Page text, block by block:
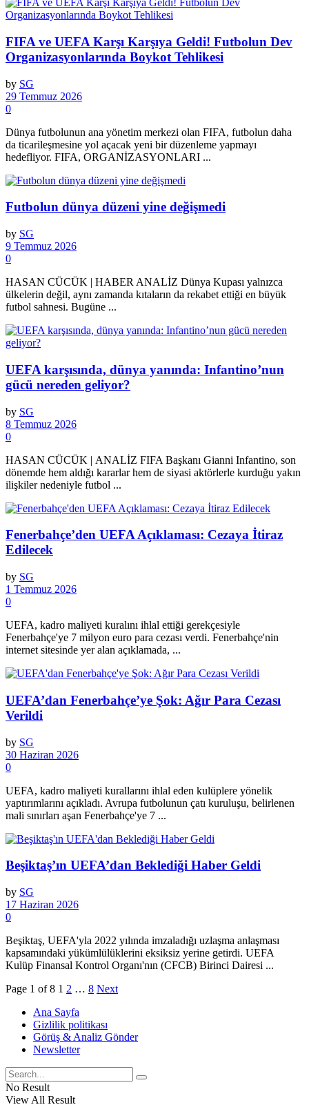
FIFA ve UEFA Karşı Karşıya Geldi! Futbolun Dev
Organizasyonlarında Boykot Tehlikesi
by SG
29 Temmuz 2026
0
Dünya futbolunun ana yönetim merkezi olan FIFA, futbolun daha
da ticarileşmesine yol açacak yeni bir düzenleme yapmayı
hedefliyor. FIFA, ORGANİZASYONLARI ...
Futbolun dünya düzeni yine değişmedi
by SG
9 Temmuz 2026
0
HASAN CÜCÜK | HABER ANALİZ Dünya Kupası yalnızca
ülkelerin değil, aynı zamanda kıtaların da rekabet ettiği en büyük
futbol sahnesi. Bugüne ...
UEFA karşısında, dünya yanında: Infantino’nun
gücü nereden geliyor?
by SG
8 Temmuz 2026
0
HASAN CÜCÜK | ANALİZ FIFA Başkanı Gianni Infantino, son
dönemde hem aldığı kararlar hem de siyasi aktörlerle kurduğu yakın
ilişkiler nedeniyle futbol ...
Fenerbahçe’den UEFA Açıklaması: Cezaya İtiraz
Edilecek
by SG
1 Temmuz 2026
0
UEFA, kadro maliyeti kuralını ihlal ettiği gerekçesiyle
Fenerbahçe'ye 7 milyon euro para cezası verdi. Fenerbahçe'nin
internet sitesinde yer alan açıklamada, ...
UEFA’dan Fenerbahçe’ye Şok: Ağır Para Cezası
Verildi
by SG
30 Haziran 2026
0
UEFA, kadro maliyeti kurallarını ihlal eden kulüplere yönelik
yaptırımlarını açıkladı. Avrupa futbolunun çatı kuruluşu, belirlenen
mali sınırları aşan Fenerbahçe'ye 7 ...
Beşiktaş’ın UEFA’dan Beklediği Haber Geldi
by SG
17 Haziran 2026
0
Beşiktaş, UEFA'yla 2022 yılında imzaladığı uzlaşma anlaşması
kapsamındaki yükümlülüklerini eksiksiz yerine getirdi. UEFA
Kulüp Finansal Kontrol Organı'nın (CFCB) Birinci Dairesi ...
Page 1 of 8 1 2 … 8 Next
Ana Sayfa
Gizlilik politikası
Görüş & Analiz Gönder
Newsletter
No Result
View All Result